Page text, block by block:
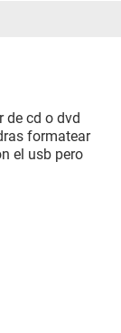
de cd o dvd
formatear
el usb pero